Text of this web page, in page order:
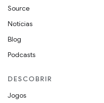
Source
Notícias
Blog
Podcasts
DESCOBRIR
Jogos